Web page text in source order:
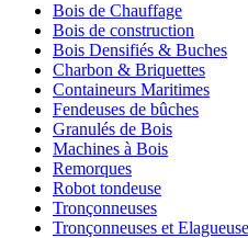
Bois de Chauffage
Bois de construction
Bois Densifiés & Buches
Charbon & Briquettes
Containeurs Maritimes
Fendeuses de bûches
Granulés de Bois
Machines à Bois
Remorques
Robot tondeuse
Tronçonneuses
Tronçonneuses et